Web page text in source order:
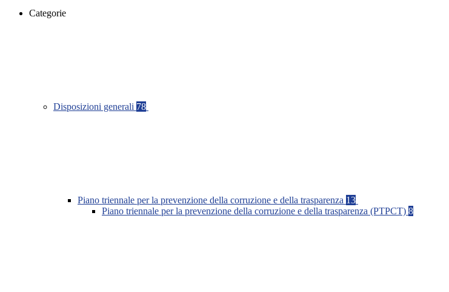
Categorie
Disposizioni generali 78
Piano triennale per la prevenzione della corruzione e della trasparenza 13
Piano triennale per la prevenzione della corruzione e della trasparenza (PTPCT) 8